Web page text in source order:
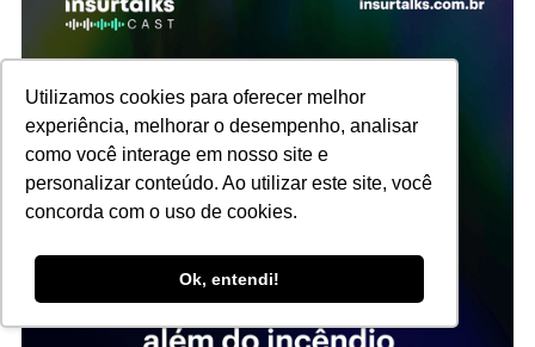
Utilizamos cookies para oferecer melhor
experiência, melhorar o desempenho, analisar
como você interage em nosso site e
personalizar conteúdo. Ao utilizar este site, você
concorda com o uso de cookies.
Ok, entendi!